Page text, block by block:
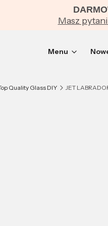
Masz
Menu
Quality Glass DIY JET